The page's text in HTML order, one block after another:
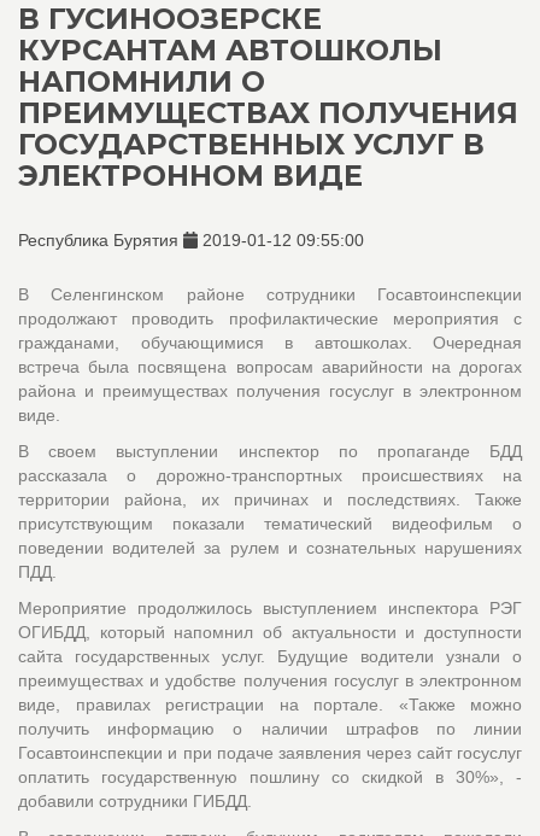
В ГУСИНООЗЕРСКЕ
КУРСАНТАМ АВТОШКОЛЫ
НАПОМНИЛИ О
ПРЕИМУЩЕСТВАХ ПОЛУЧЕНИЯ
ГОСУДАРСТВЕННЫХ УСЛУГ В
ЭЛЕКТРОННОМ ВИДЕ
Республика Бурятия 2019-01-12 09:55:00
В Селенгинском районе сотрудники Госавтоинспекции
продолжают проводить профилактические мероприятия с
гражданами, обучающимися в автошколах. Очередная
встреча была посвящена вопросам аварийности на дорогах
района и преимуществах получения госуслуг в электронном
виде.
В своем выступлении инспектор по пропаганде БДД
рассказала о дорожно-транспортных происшествиях на
территории района, их причинах и последствиях. Также
присутствующим показали тематический видеофильм о
поведении водителей за рулем и сознательных нарушениях
ПДД.
Мероприятие продолжилось выступлением инспектора РЭГ
ОГИБДД, который напомнил об актуальности и доступности
сайта государственных услуг. Будущие водители узнали о
преимуществах и удобстве получения госуслуг в электронном
виде, правилах регистрации на портале. «Также можно
получить информацию о наличии штрафов по линии
Госавтоинспекции и при подаче заявления через сайт госуслуг
оплатить государственную пошлину со скидкой в 30%», -
добавили сотрудники ГИБДД.